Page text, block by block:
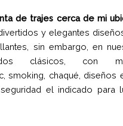
de trajes cerca de mi
y elegantes
sin embargo, en
clásicos, con
smoking, chaqué, diseños
el indicado para